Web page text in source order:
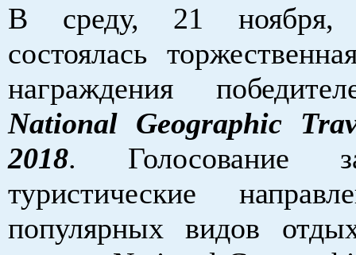
В среду, 21
состоялась
награждения
National Geographic
2018. Голосование
туристические
популярных видов